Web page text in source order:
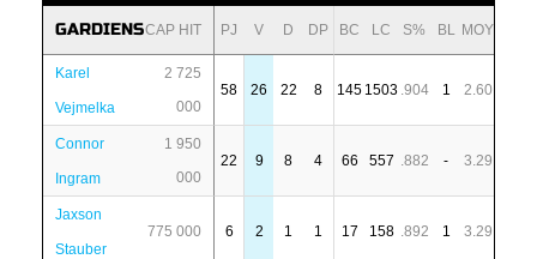
GARDIENSCAP HIT PJ V D DP BC LC S% BL MOY
Karel
Vejmelka
2 725
000
58 26 22 8 145 1503 .904 1 2.60
Connor
Ingram
1 950
000
22 9 8 4 66 557 .882 - 3.29
Jaxson
Stauber
775 000 6 2 1 1 17 158 .892 1 3.29